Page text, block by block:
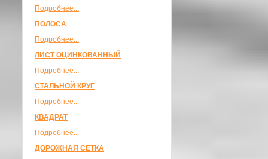
Подробнее...
ПОЛОСА
Подробнее...
ЛИСТ ОЦИНКОВАННЫЙ
Подробнее...
СТАЛЬНОЙ КРУГ
Подробнее...
КВАДРАТ
Подробнее...
ДОРОЖНАЯ СЕТКА